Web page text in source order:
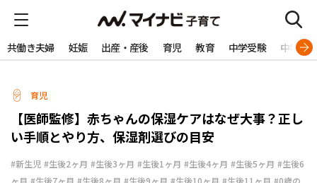
共働き夫婦 妊娠 出産・産後 育児 教育 中学受験 中学生
育児
【医師監修】赤ちゃんの保湿ケアはなぜ大事？正し
い手順とやり方、保湿剤選びの目安
#新生児 #生後2ヶ月 #生後3ヶ月 #生後1ヶ月 #生後4ヶ月 #生後5ヶ月 #生後6
ヶ月 #生後7ヶ月 #生後8ヶ月 #生後9ヶ月 #生後10ヶ月 #生後11ヶ月 #0歳の